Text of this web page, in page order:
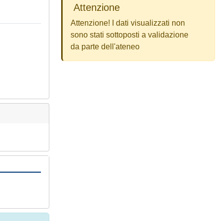
Attenzione
Attenzione! I dati visualizzati non
sono stati sottoposti a validazione
da parte dell'ateneo